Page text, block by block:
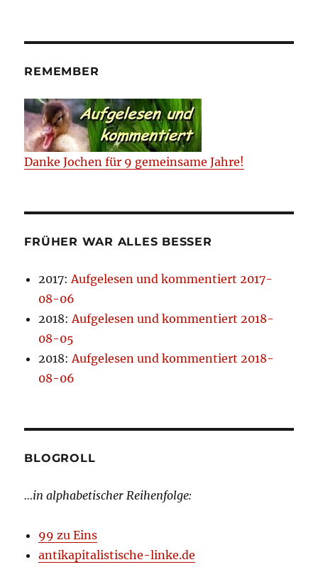
REMEMBER
Danke Jochen für 9 gemeinsame Jahre!
FRÜHER WAR ALLES BESSER
2017:Aufgelesen und kommentiert 2017-
08-06
2018:Aufgelesen und kommentiert 2018-
08-05
2018:Aufgelesen und kommentiert 2018-
08-06
BLOGROLL
…in alphabetischer Reihenfolge:
99 zu Eins
antikapitalistische-linke.de